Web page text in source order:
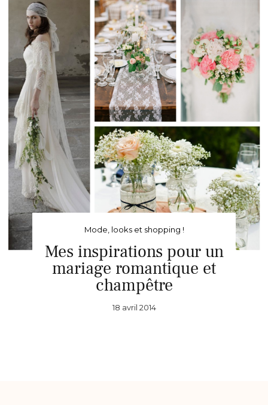
Mode, looks et shopping !
Mes inspirations pour un
mariage romantique et
champêtre
18 avril 2014